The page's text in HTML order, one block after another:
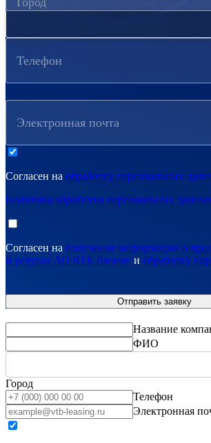
Телефон
Электронная почта
Согласен на обработку персональных
Политика обработки персональных
Согласен на получение информации о
и услугах АО ВТБ Лизинг и обработку
Название
ФИО
Город
Телефон
Электронная